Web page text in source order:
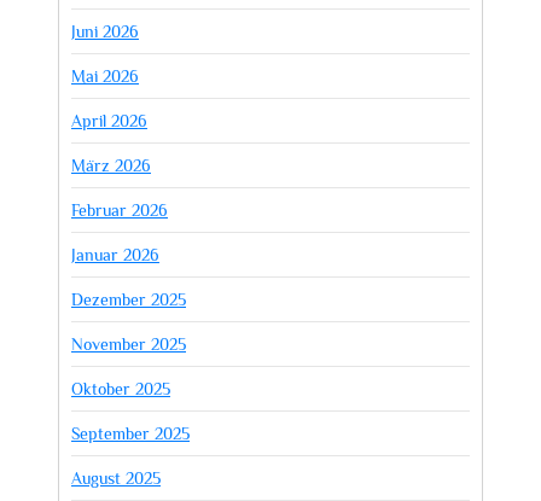
Juni 2026
Mai 2026
April 2026
März 2026
Februar 2026
Januar 2026
Dezember 2025
November 2025
Oktober 2025
September 2025
August 2025